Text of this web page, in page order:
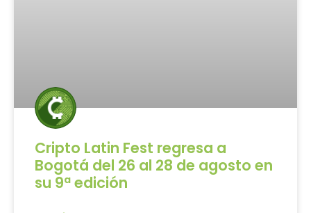
Cripto Latin Fest regresa a
Bogotá del 26 al 28 de agosto en
su 9ª edición